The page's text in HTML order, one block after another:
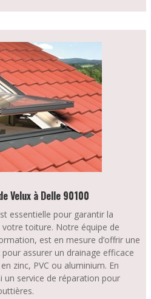
Velux à Delle 90100
essentielle pour garantir la
toiture. Notre équipe de
est en mesure d’offrir une
assurer un drainage efficace
zinc, PVC ou aluminium. En
service de réparation pour